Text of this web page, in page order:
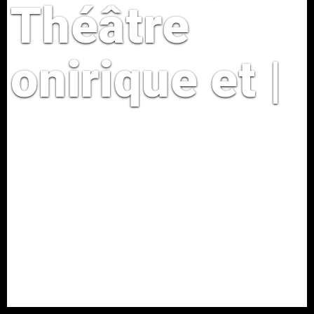
Théâtre
onirique et |